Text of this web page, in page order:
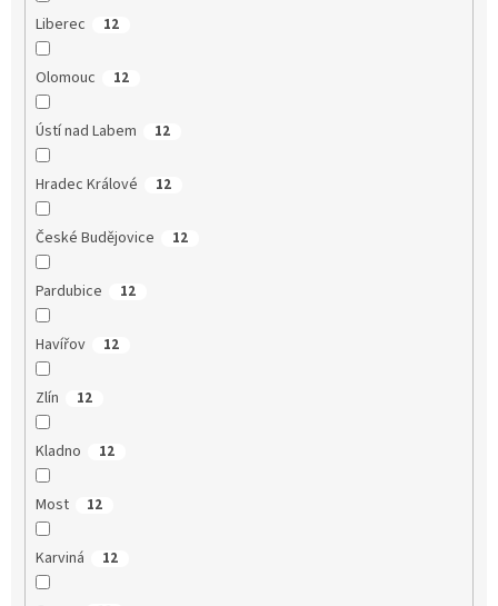
Liberec 12
Olomouc 12
Ústí nad Labem 12
Hradec Králové 12
České Budějovice 12
Pardubice 12
Havířov 12
Zlín 12
Kladno 12
Most 12
Karviná 12